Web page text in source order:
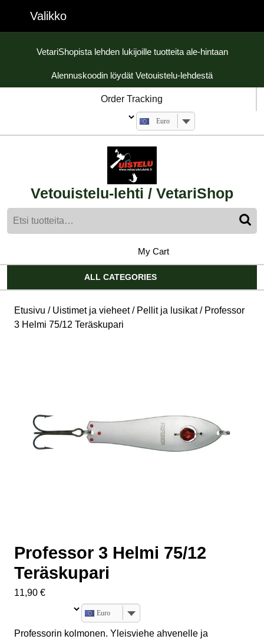
content
ValikkoValikko
VetariShopista lehden lukijoille tuotteita ale-hintaan
Alennuskoodin löydät Vetouistelu-lehdestä
Order Tracking
Euro
Vetouistelu-lehti / VetariShop
Account
My Cartshopping
cart
ALL CATEGORIES
Etusivu / Uistimet ja vieheet/ Pellit ja lusikat/ Professor
3 Helmi 75/12 Teräskupari
Professor 3 Helmi 75/12
Teräskupari
11,90 €
Euro
Professorin kolmonen. Yleisviehe ahvenelle ja